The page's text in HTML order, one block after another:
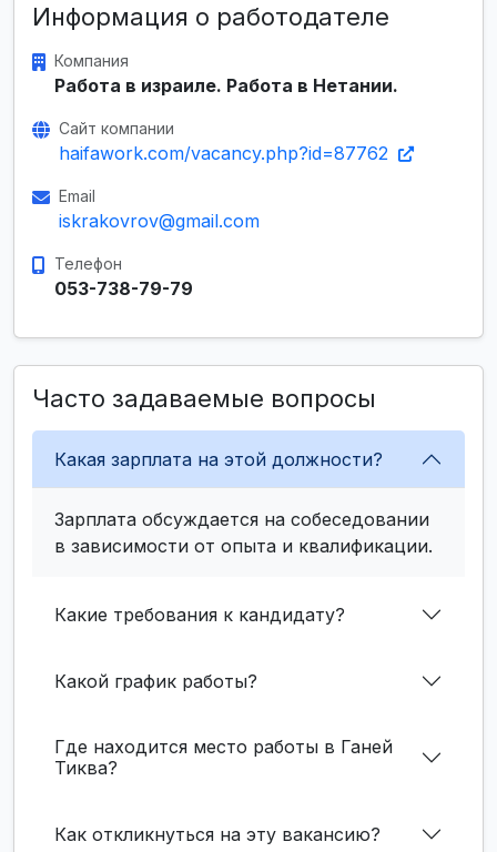
Информация о работодателе
Компания
Работа в израиле. Работа в Нетании.
Сайт компании
haifawork.com/vacancy.php?id=87762
Email
iskrakovrov@gmail.com
Телефон
053-738-79-79
Часто задаваемые вопросы
Какая зарплата на этой должности?
Зарплата обсуждается на собеседовании
в зависимости от опыта и квалификации.
Какие требования к кандидату?
Какой график работы?
Где находится место работы в Ганей
Тиква?
Как откликнуться на эту вакансию?